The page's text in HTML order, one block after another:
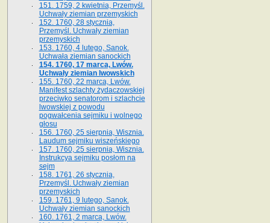
151. 1759, 2 kwietnia, Przemyśl.
Uchwały ziemian przemyskich
152. 1760, 28 stycznia,
Przemyśl. Uchwały ziemian
przemyskich
153. 1760, 4 lutego, Sanok.
Uchwała ziemian sanockich
154. 1760, 17 marca, Lwów.
Uchwały ziemian lwowskich
155. 1760, 22 marca, Lwów.
Manifest szlachty żydaczowskiej
przeciwko senatorom i szlachcie
lwowskiej z po­wodu
pogwałcenia sejmiku i wolnego
głosu
156. 1760, 25 sierpnia, Wisznia.
Laudum sejmiku wiszeńskiego
157. 1760, 25 sierpnia, Wisznia.
Instrukcya sejmiku posłom na
sejm
158. 1761, 26 stycznia,
Przemyśl. Uchwały ziemian
przemyskich
159. 1761, 9 lutego, Sanok.
Uchwały ziemian sanockich
160. 1761, 2 marca, Lwów.